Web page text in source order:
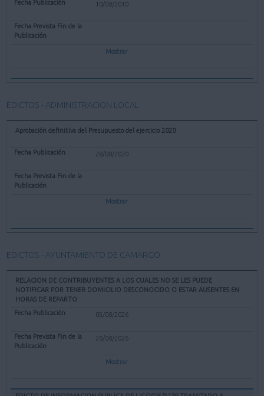
10/08/2010
Mostrar
EDICTOS - ADMINISTRACION LOCAL
Aprobación definitiva del Presupuesto del ejercicio 2020
28/08/2020
Mostrar
EDICTOS - AYUNTAMIENTO DE CAMARGO
RELACION DE CONTRIBUYENTES A LOS CUALES NO SE LES PUEDE
NOTIFICAR POR TENER DOMICILIO DESCONOCIDO O ESTAR AUSENTES EN
HORAS DE REPARTO
05/08/2026
26/08/2026
Mostrar